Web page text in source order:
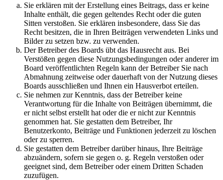
Sie erklären mit der Erstellung eines Beitrags, dass er keine
Inhalte enthält, die gegen geltendes Recht oder die guten
Sitten verstoßen. Sie erklären insbesondere, dass Sie das
Recht besitzen, die in Ihren Beiträgen verwendeten Links und
Bilder zu setzen bzw. zu verwenden.
Der Betreiber des Boards übt das Hausrecht aus. Bei
Verstößen gegen diese Nutzungsbedingungen oder anderer im
Board veröffentlichten Regeln kann der Betreiber Sie nach
Abmahnung zeitweise oder dauerhaft von der Nutzung dieses
Boards ausschließen und Ihnen ein Hausverbot erteilen.
Sie nehmen zur Kenntnis, dass der Betreiber keine
Verantwortung für die Inhalte von Beiträgen übernimmt, die
er nicht selbst erstellt hat oder die er nicht zur Kenntnis
genommen hat. Sie gestatten dem Betreiber, Ihr
Benutzerkonto, Beiträge und Funktionen jederzeit zu löschen
oder zu sperren.
Sie gestatten dem Betreiber darüber hinaus, Ihre Beiträge
abzuändern, sofern sie gegen o. g. Regeln verstoßen oder
geeignet sind, dem Betreiber oder einem Dritten Schaden
zuzufügen.